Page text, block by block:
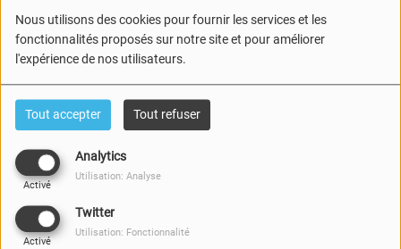
Nous utilisons des cookies pour fournir les services et les
fonctionnalités proposés sur notre site et pour améliorer
l'expérience de nos utilisateurs.
Tout accepter Tout refuser
Analytics
Activé
Utilisation: Analyse
Twitter
Activé
Utilisation: Fonctionnalité